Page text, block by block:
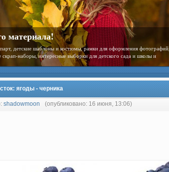
материала!
детские шаблоны и костюмы, рамки для оформления фотографий,
наборы, интересные выборки для детского сада и школы и
ягоды - черника
shadowmoon (опубликовано: 16 июня, 13:06)